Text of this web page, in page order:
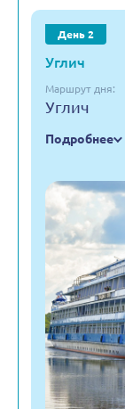
День 2
Углич
Маршрут дня:
Углич
Подробнее